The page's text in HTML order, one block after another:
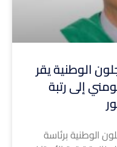
الوطنية يقر
إلى رتبة
الوطنية برئاسة